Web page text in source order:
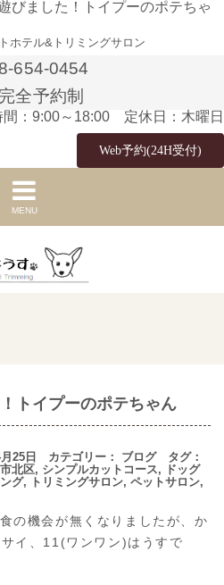
びました！トイプーのポテちゃ
ホテル&トリミングサロン
654-0454
予約制
間：9:00～18:00 定休日：木曜日
Web予約(24H受付)
MENU
トイプーのポテちゃん
25日 カテゴリー： ブログタグ：
北区, シンプルカットコース,
ドッグ
グ, トリミングサロン, ペットサロン,
の機会が無くなりましたが、か
イ、11(ワンワン)はうすで